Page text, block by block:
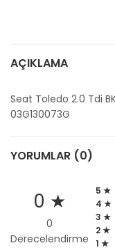
AÇIKLAMA
Seat Toledo 2.0 Tdi
03G130073G
YORUMLAR (0)
0 ★
0
Derecelendirme
5 ★
4 ★
3 ★
2 ★
1 ★